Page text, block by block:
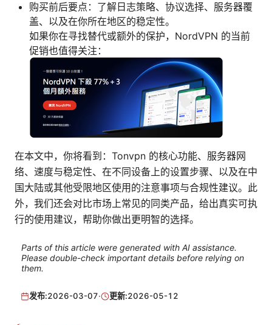
购买前后要点：了解日志策略、协议选择、服务器覆
盖、以及在你所在地区的稳定性。
如果你在寻找替代或额外的保护，NordVPN 的当前
促销也值得关注：
在本文中，你将看到：Tonvpn 的核心功能、服务器网
络、速度与稳定性、在不同设备上的设置步骤、以及在中
国大陆或其他受限地区使用的注意事项与合规性建议。此
外，我们还会对比市场上常见的同类产品，给出真实可执
行的使用建议，帮助你做出更明智的选择。
Parts of this article were generated with AI assistance.
Please double-check important details before relying on
them.
发布:2026-03-07· 更新:2026-05-12